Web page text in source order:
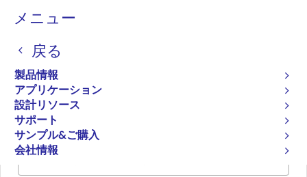
メニュー
戻る
製品情報
アプリケーション
設計リソース
サポート
サンプル&ご購入
会社情報
パ
く
ず
RAファミリのパートナエコシステムソリューション
株式会社ユビキタスAI Edge Trust
株式会社ユビキタスAI
Edge Trust
ページセクションへ移動：